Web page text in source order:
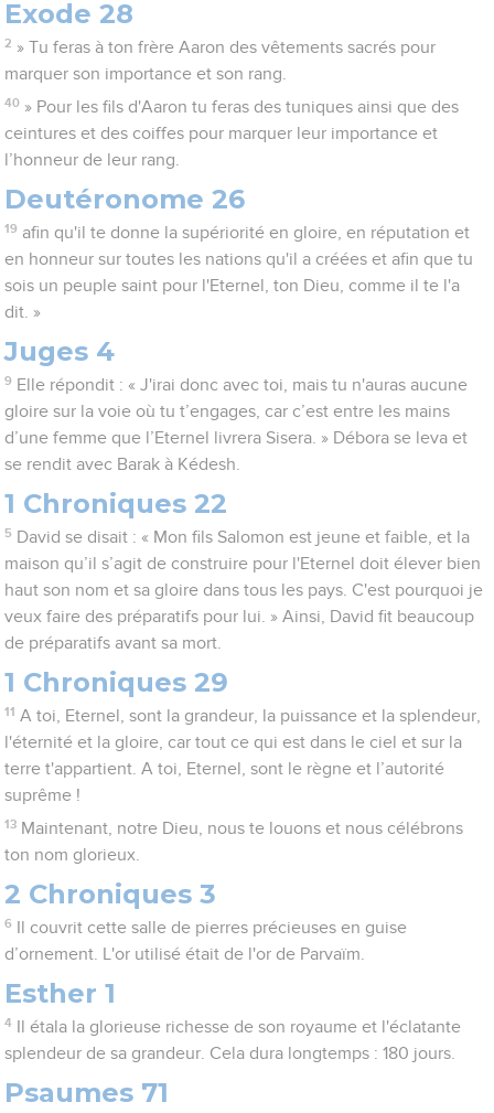
Exode 28
2 » Tu feras à ton frère Aaron des vêtements sacrés pour
marquer son importance et son rang.
40 » Pour les fils d'Aaron tu feras des tuniques ainsi que des
ceintures et des coiffes pour marquer leur importance et
l’honneur de leur rang.
Deutéronome 26
19 afin qu'il te donne la supériorité en gloire, en réputation et
en honneur sur toutes les nations qu'il a créées et afin que tu
sois un peuple saint pour l'Eternel, ton Dieu, comme il te l'a
dit. »
Juges 4
9 Elle répondit : « J'irai donc avec toi, mais tu n'auras aucune
gloire sur la voie où tu t’engages, car c’est entre les mains
d’une femme que l’Eternel livrera Sisera. » Débora se leva et
se rendit avec Barak à Kédesh.
1 Chroniques 22
5 David se disait : « Mon fils Salomon est jeune et faible, et la
maison qu’il s’agit de construire pour l'Eternel doit élever bien
haut son nom et sa gloire dans tous les pays. C'est pourquoi je
veux faire des préparatifs pour lui. » Ainsi, David fit beaucoup
de préparatifs avant sa mort.
1 Chroniques 29
11 A toi, Eternel, sont la grandeur, la puissance et la splendeur,
l'éternité et la gloire, car tout ce qui est dans le ciel et sur la
terre t'appartient. A toi, Eternel, sont le règne et l’autorité
suprême !
13 Maintenant, notre Dieu, nous te louons et nous célébrons
ton nom glorieux.
2 Chroniques 3
6
Il couvrit cette salle de pierres précieuses en guise
d’ornement. L'or utilisé était de l'or de Parvaïm.
Esther 1
4
Il étala la glorieuse richesse de son royaume et l'éclatante
splendeur de sa grandeur. Cela dura longtemps : 180 jours.
Psaumes 71